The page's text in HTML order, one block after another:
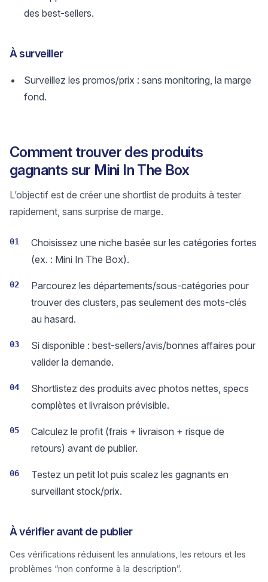
des best-sellers.
À surveiller
Surveillez les promos/prix : sans monitoring, la marge
fond.
Comment trouver des produits
gagnants sur Mini In The Box
L’objectif est de créer une shortlist de produits à tester
rapidement, sans surprise de marge.
01
Choisissez une niche basée sur les catégories fortes
(ex. : Mini In The Box).
02
Parcourez les départements/sous-catégories pour
trouver des clusters, pas seulement des mots-clés
au hasard.
03
Si disponible : best-sellers/avis/bonnes affaires pour
valider la demande.
04
Shortlistez des produits avec photos nettes, specs
complètes et livraison prévisible.
05
Calculez le profit (frais + livraison + risque de
retours) avant de publier.
06
Testez un petit lot puis scalez les gagnants en
surveillant stock/prix.
À vérifier avant de publier
Ces vérifications réduisent les annulations, les retours et les
problèmes “non conforme à la description”.